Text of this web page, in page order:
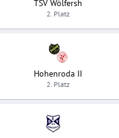
TSV Wölfersh
2. Platz
Hohenroda II
2. Platz